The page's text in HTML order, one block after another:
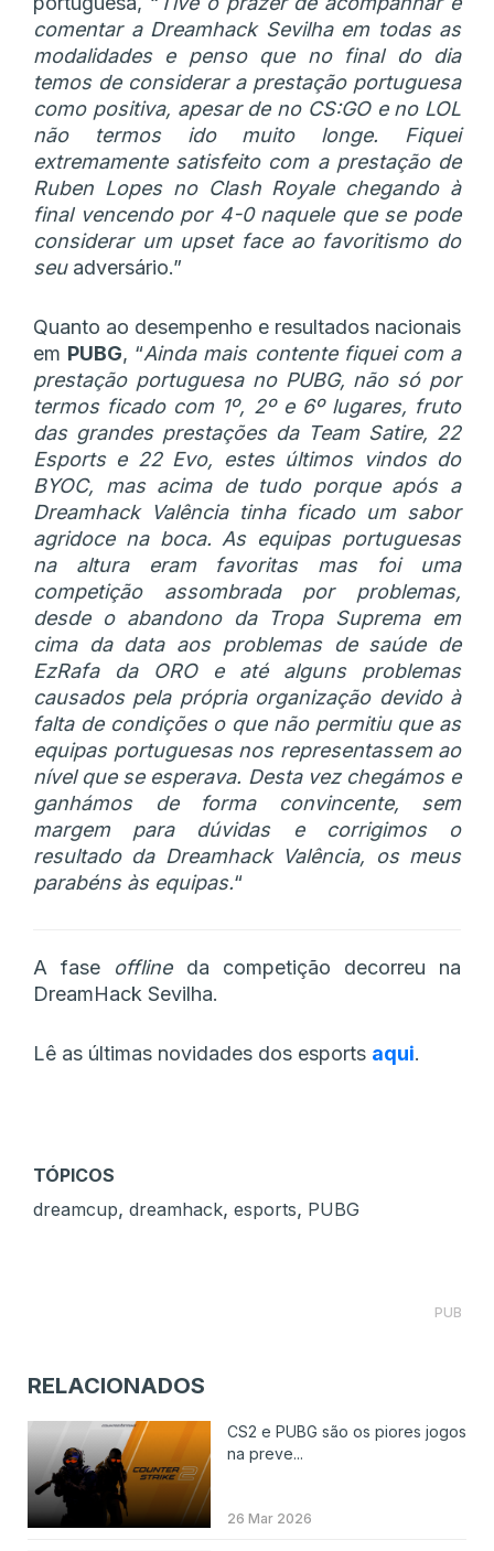
comentar a Dreamhack Sevilha em todas as
modalidades e penso que no final do dia
temos de considerar a prestação portuguesa
como positiva, apesar de no CS:GO e no LOL
não termos ido muito longe. Fiquei
extremamente satisfeito com a prestação de
Ruben Lopes no Clash Royale chegando à
final vencendo por 4-0 naquele que se pode
considerar um upset face ao favoritismo do
seuadversário.”
Quanto ao desempenho e resultados nacionais
em PUBG, “Aindamais contente fiquei com a
prestação portuguesa no PUBG, não só por
termos ficado com 1º, 2º e 6º lugares, fruto
das grandes prestações da Team Satire, 22
Esports e 22 Evo, estes últimos vindos do
BYOC, mas acima de tudo porque após a
Dreamhack Valência tinha ficado um sabor
agridoce na boca. As equipas portuguesas
na altura eram favoritas mas foi uma
competição assombrada por problemas,
desde o abandono da Tropa Suprema em
cima da data aos problemas de saúde de
EzRafa da ORO e até alguns problemas
causados pela própria organização devido à
falta de condições o que não permitiu que as
equipas portuguesas nos representassem ao
nível que se esperava. Desta vez chegámos e
ganhámos de forma convincente, sem
margem para dúvidas e corrigimos o
resultado da Dreamhack Valência, os meus
parabéns às equipas.“
A fase offlineda competição decorreu na
DreamHack Sevilha.
Lê as últimas novidades dos esports aqui.
TÓPICOS
dreamcup, dreamhack, esports, PUBG
PUB
RELACIONADOS
CS2 e PUBG são os piores jogos
na preve...
26 Mar 2026